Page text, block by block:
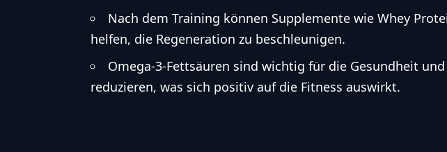
Nach dem Training können Supplemente wie Whey
helfen, die Regeneration zu beschleunigen.
Omega-3-Fettsäuren sind wichtig für die Gesundheit
reduzieren, was sich positiv auf die Fitness auswirkt.